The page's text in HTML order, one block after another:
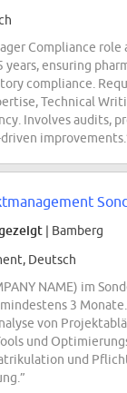
Compliance role
years, ensuring
compliance.
Technical
Involves audits,
| Bamberg
Deutsch
NAME) im
3
von
und
und